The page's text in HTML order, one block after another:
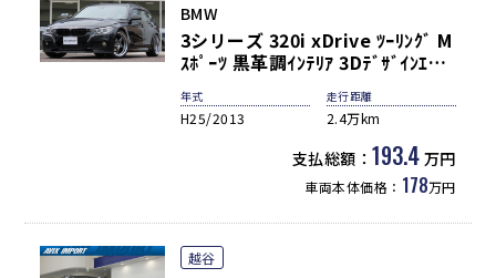
BMW
3シリーズ 320i xDrive ﾂｰﾘﾝｸﾞ M
ｽﾎﾟｰﾂ 黒革調ｲﾝﾃﾘｱ 3Dﾃﾞｻﾞｲﾝｴｱﾛ
(F/S/R) ACschnitzerﾄﾗﾝｸｽﾎﾟｲﾗｰ
REMUSﾏﾌﾗｰ BC Racing車高調
(BR TYPE) 社外19ｲﾝﾁAW ﾊﾟﾜｰｼｰ
ﾄ ﾅﾋﾞ Bluetooth Bｶﾒﾗ&PDC ｺﾝﾌ
ｫｰﾄｱｸｾｽ ﾊﾞｲｷｾﾉﾝHL ﾊﾟﾜｰﾄﾗﾝｸ
年式
H25/2013
走行距離
2.4万km
支払総額：193.4 万円
車両本体価格： 178万円
越谷